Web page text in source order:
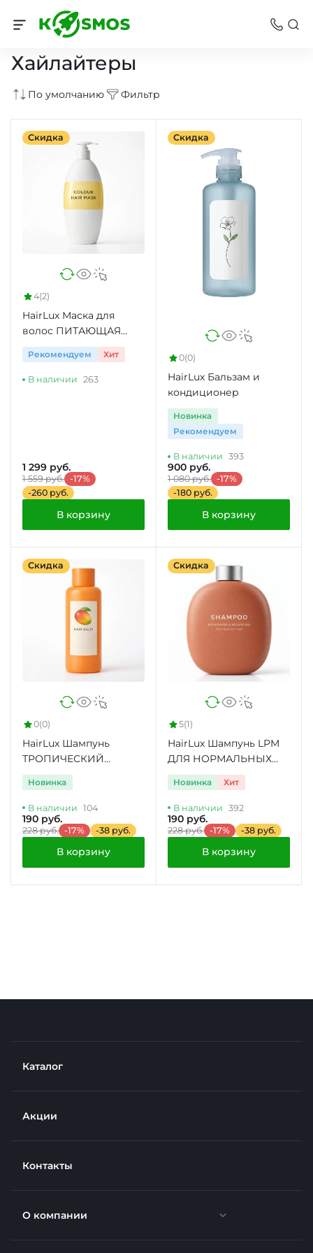
Макияж
Хайлайтеры
По умолчанию Фильтр
Скидка
4(2)
HairLux Маска для
волос ПИТАЮЩАЯ
ОКРАШИВАЮЩАЯ
(ЗОЛОТО)
Рекомендуем Хит
В наличии 263
1 299 руб.
1 559 руб. -17%
-260 руб.
В корзину
Скидка
0(0)
HairLux Бальзам и
кондиционер
Новинка
Рекомендуем
В наличии 393
900 руб.
1 080 руб. -17%
-180 руб.
В корзину
Скидка
0(0)
HairLux Шампунь
ТРОПИЧЕСКИЙ
MANGO
Новинка
В наличии 104
190 руб.
228 руб. -17% -38 руб.
В корзину
Скидка
5(1)
HairLux Шампунь LPM
ДЛЯ НОРМАЛЬНЫХ
ВОЛОС ЯБЛОКО И
ОЛИВА
Новинка Хит
В наличии 392
190 руб.
228 руб. -17% -38 руб.
В корзину
Каталог
Акции
Контакты
О компании